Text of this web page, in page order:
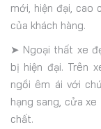
mới, hiện đại, cao
của khách hàng.
➤ Ngoại thất xe
bị hiện đại. Trên
ngồi êm ái với
hạng sang, cửa
chất.